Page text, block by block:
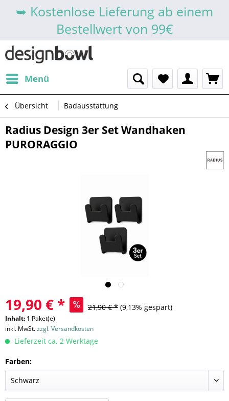
➥ Kostenlose Lieferung ab einem
Bestellwert von 99€
Menü
Übersicht Badausstattung
Radius Design 3er Set Wandhaken
PURORAGGIO
19,90 € * 21,90 € * (9,13% gespart)
Inhalt: 1 Paket(e)
inkl. MwSt.zzgl. Versandkosten
Lieferzeit ca. 2 Werktage
Farben: